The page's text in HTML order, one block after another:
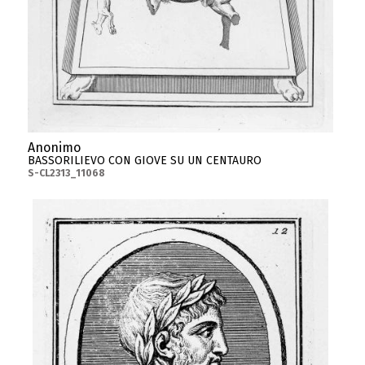
Anonimo
BASSORILIEVO CON GIOVE SU UN CENTAURO
S-CL2313_11068